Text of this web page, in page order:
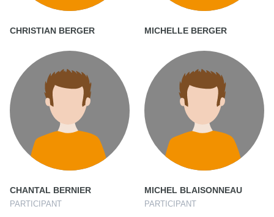
CHRISTIAN BERGER MICHELLE BERGER
CHANTAL BERNIER
PARTICIPANT
MICHEL BLAISONNEAU
PARTICIPANT